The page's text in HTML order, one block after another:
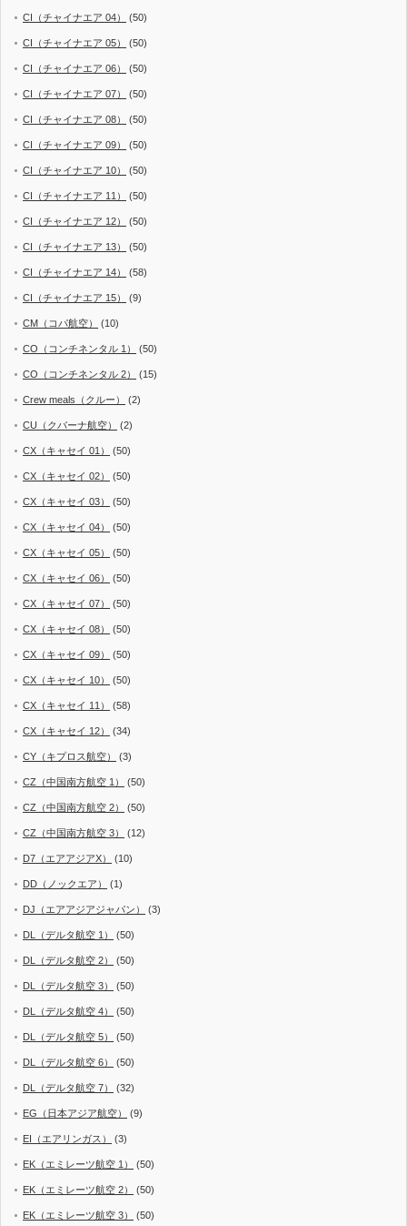
CI（チャイナエア 04） (50)
CI（チャイナエア 05） (50)
CI（チャイナエア 06） (50)
CI（チャイナエア 07） (50)
CI（チャイナエア 08） (50)
CI（チャイナエア 09） (50)
CI（チャイナエア 10） (50)
CI（チャイナエア 11） (50)
CI（チャイナエア 12） (50)
CI（チャイナエア 13） (50)
CI（チャイナエア 14） (58)
CI（チャイナエア 15） (9)
CM（コパ航空） (10)
CO（コンチネンタル 1） (50)
CO（コンチネンタル 2） (15)
Crew meals（クルー） (2)
CU（クバーナ航空） (2)
CX（キャセイ 01） (50)
CX（キャセイ 02） (50)
CX（キャセイ 03） (50)
CX（キャセイ 04） (50)
CX（キャセイ 05） (50)
CX（キャセイ 06） (50)
CX（キャセイ 07） (50)
CX（キャセイ 08） (50)
CX（キャセイ 09） (50)
CX（キャセイ 10） (50)
CX（キャセイ 11） (58)
CX（キャセイ 12） (34)
CY（キプロス航空） (3)
CZ（中国南方航空 1） (50)
CZ（中国南方航空 2） (50)
CZ（中国南方航空 3） (12)
D7（エアアジアX） (10)
DD（ノックエア） (1)
DJ（エアアジアジャパン） (3)
DL（デルタ航空 1） (50)
DL（デルタ航空 2） (50)
DL（デルタ航空 3） (50)
DL（デルタ航空 4） (50)
DL（デルタ航空 5） (50)
DL（デルタ航空 6） (50)
DL（デルタ航空 7） (32)
EG（日本アジア航空） (9)
EI（エアリンガス） (3)
EK（エミレーツ航空 1） (50)
EK（エミレーツ航空 2） (50)
EK（エミレーツ航空 3） (50)